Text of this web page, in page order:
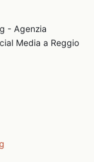
- Agenzia
Media a Reggio